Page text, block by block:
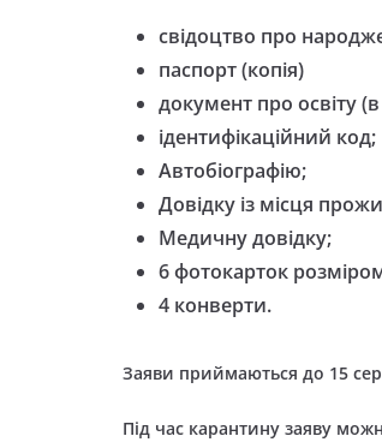
свідоцтво про
паспорт (копія)
документ про освіту (в
ідентифікаційний код;
Автобіографію;
Довідку із місця
Медичну довідку;
6 фотокарток
4 конверти.
Заяви приймаються до 15
Під час карантину заяву